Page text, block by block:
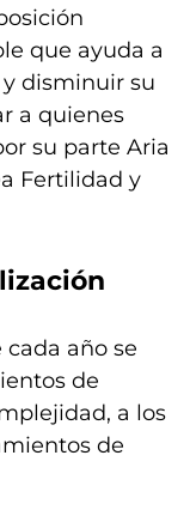
que ayuda a
disminuir su
a quienes
su parte Aria
Fertilidad y
año se
de
a los
de